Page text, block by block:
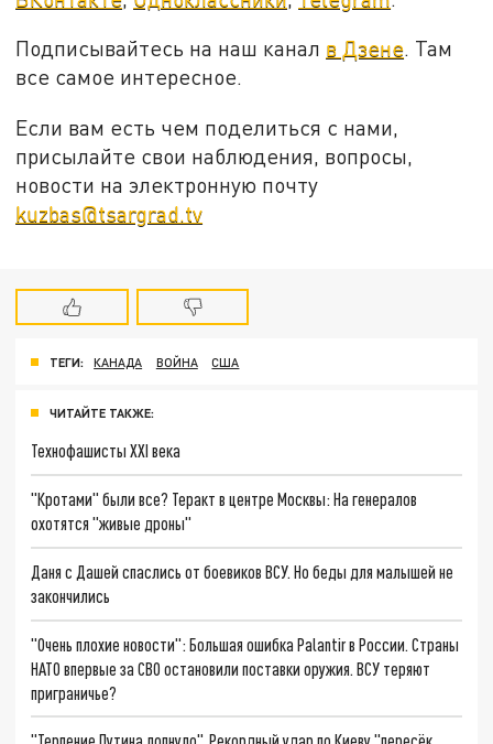
Подписывайтесь на наш канал в Дзене. Там
все самое интересное.
Если вам есть чем поделиться с нами,
присылайте свои наблюдения, вопросы,
новости на электронную почту
kuzbas@tsargrad.tv
ТЕГИ: КАНАДА ВОЙНА США
ЧИТАЙТЕ ТАКЖЕ:
Технофашисты XXI века
"Кротами" были все? Теракт в центре Москвы: На генералов
охотятся "живые дроны"
Даня с Дашей спаслись от боевиков ВСУ. Но беды для малышей не
закончились
"Очень плохие новости": Большая ошибка Palantir в России. Страны
НАТО впервые за СВО остановили поставки оружия. ВСУ теряют
приграничье?